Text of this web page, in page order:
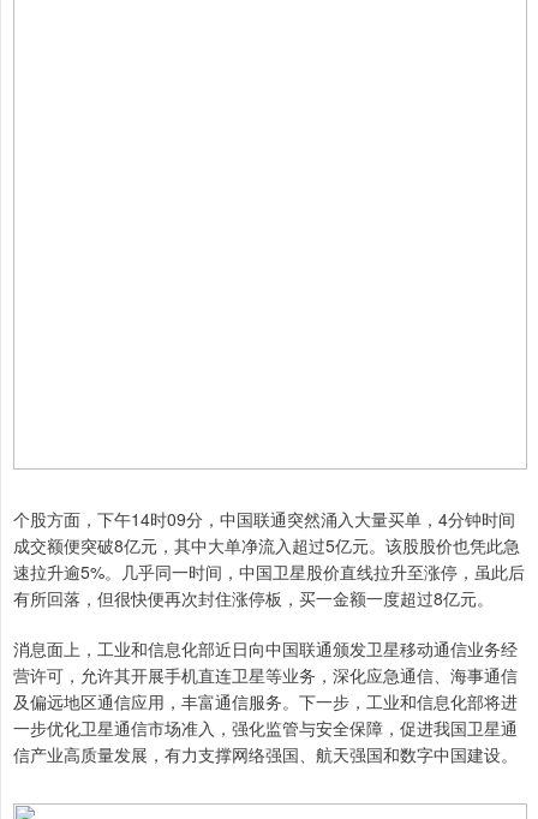
个股方面，下午14时09分，中国联通突然涌入大量买单，4分钟时间
成交额便突破8亿元，其中大单净流入超过5亿元。该股股价也凭此急
速拉升逾5%。几乎同一时间，中国卫星股价直线拉升至涨停，虽此后
有所回落，但很快便再次封住涨停板，买一金额一度超过8亿元。
消息面上，工业和信息化部近日向中国联通颁发卫星移动通信业务经
营许可，允许其开展手机直连卫星等业务，深化应急通信、海事通信
及偏远地区通信应用，丰富通信服务。下一步，工业和信息化部将进
一步优化卫星通信市场准入，强化监管与安全保障，促进我国卫星通
信产业高质量发展，有力支撑网络强国、航天强国和数字中国建设。